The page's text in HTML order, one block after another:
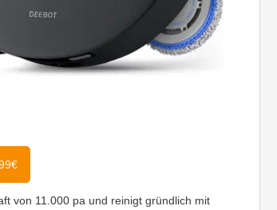
von 11.000 pa und reinigt gründlich mit